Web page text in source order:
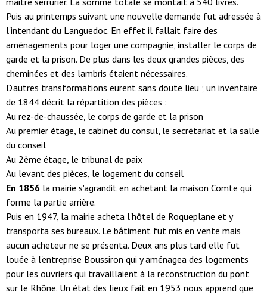
Puis au printemps suivant une nouvelle demande fut adressée à
l'intendant du Languedoc. En effet il fallait faire des
aménagements pour loger une compagnie, installer le corps de
garde et la prison. De plus dans les deux grandes pièces, des
cheminées et des lambris étaient nécessaires.
D'autres transformations eurent sans doute lieu ; un inventaire
de 1844 décrit la répartition des pièces :
Au rez-de-chaussée, le corps de garde et la prison
Au premier étage, le cabinet du consul, le secrétariat et la salle
du conseil
Au 2ème étage, le tribunal de paix
Au levant des pièces, le logement du conseil
En 1856 la mairie s'agrandit en achetant la maison Comte qui
forme la partie arrière.
Puis en 1947, la mairie acheta l'hôtel de Roqueplane et y
transporta ses bureaux. Le bâtiment fut mis en vente mais
aucun acheteur ne se présenta. Deux ans plus tard elle fut
louée à l'entreprise Boussiron qui y aménagea des logements
pour les ouvriers qui travaillaient à la reconstruction du pont
sur le Rhône. Un état des lieux fait en 1953 nous apprend que